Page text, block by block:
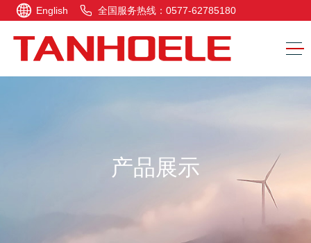
English 全国服务热线：0577-62785180
产品展示